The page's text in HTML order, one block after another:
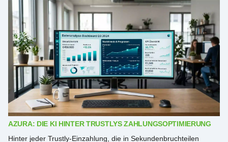
AZURA: DIE KI HINTER TRUSTLYS ZAHLUNGSOPTIMIERUNG
Hinter jeder Trustly-Einzahlung, die in Sekundenbruchteilen